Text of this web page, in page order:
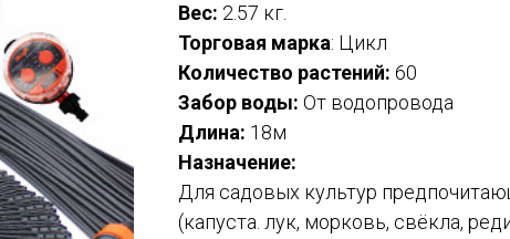
Вес: 2.57 кг.
Торговая марка: Цикл
Количество растений: 60
Забор воды: От водопровода
Длина: 18м
Назначение:
Для садовых культур
(капуста. лук, морковь, свёкла,